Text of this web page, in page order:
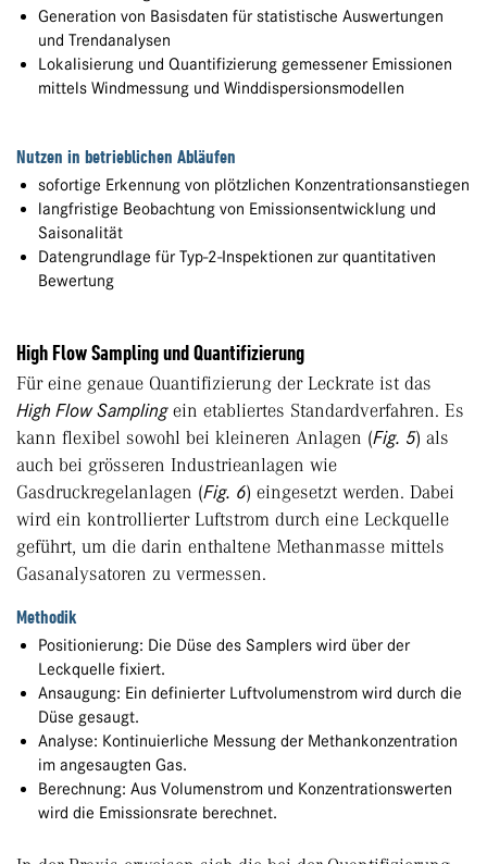
Generation von Basisdaten für statistische Auswertungen
und Trendanalysen
Lokalisierung und Quantifizierung gemessener Emissionen
mittels Windmessung und Winddispersionsmodellen
Nutzen in betrieblichen Abläufen
sofortige Erkennung von plötzlichen Konzentrationsanstiegen
langfristige Beobachtung von Emissionsentwicklung und
Saisonalität
Datengrundlage für Typ-2-Inspektionen zur quantitativen
Bewertung
High Flow Sampling und Quantifizierung
Für eine genaue Quantifizierung der Leckrate ist das
High Flow Samplingein etabliertes Standardverfahren. Es
kann flexibel sowohl bei kleineren Anlagen (Fig. 5) als
auch bei grösseren Industrieanlagen wie
Gasdruckregelanlagen (Fig. 6) eingesetzt werden. Dabei
wird ein kontrollierter Luftstrom durch eine Leckquelle
geführt, um die darin enthaltene Methanmasse mittels
Gasanalysatoren zu vermessen.
Methodik
Positionierung: Die Düse des Samplers wird über der
Leckquelle fixiert.
Ansaugung: Ein definierter Luftvolumenstrom wird durch die
Düse gesaugt.
Analyse: Kontinuierliche Messung der Methankonzentration
im angesaugten Gas.
Berechnung: Aus Volumenstrom und Konzentrationswerten
wird die Emissionsrate berechnet.